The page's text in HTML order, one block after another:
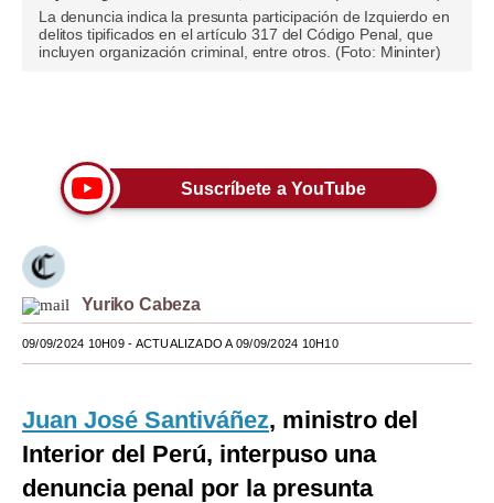
Blogs
Tendencias
Moda
Mundo
España
Internacional
La denuncia indica la presunta participación de Izquierdo en
delitos tipificados en el artículo 317 del Código Penal, que
incluyen organización criminal, entre otros. (Foto: Mininter)
Suscríbete a YouTube
Yuriko Cabeza
09/09/2024 10H09- ACTUALIZADO A 09/09/2024 10H10
Juan José Santiváñez, ministro del
Interior del Perú, interpuso una
denuncia penal por la presunta